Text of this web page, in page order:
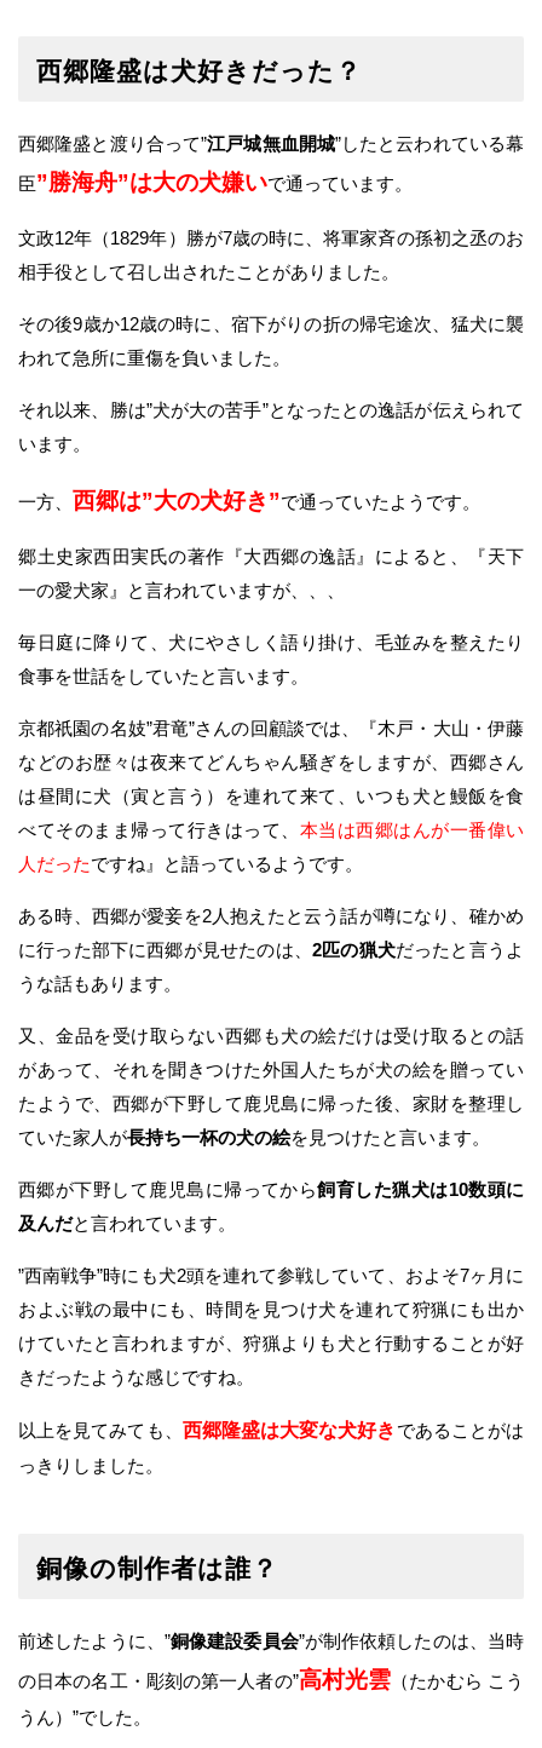
西郷隆盛は犬好きだった？
西郷隆盛と渡り合って”江戸城無血開城”したと云われている幕
臣”勝海舟”は大の犬嫌いで通っています。
文政12年（1829年）勝が7歳の時に、将軍家斉の孫初之丞のお
相手役として召し出されたことがありました。
その後9歳か12歳の時に、宿下がりの折の帰宅途次、猛犬に襲
われて急所に重傷を負いました。
それ以来、勝は”犬が大の苦手”となったとの逸話が伝えられて
います。
一方、 西郷は”大の犬好き”で通っていたようです。
郷土史家西田実氏の著作『大西郷の逸話』によると、『天下
一の愛犬家』と言われていますが、、、
毎日庭に降りて、犬にやさしく語り掛け、毛並みを整えたり
食事を世話をしていたと言います。
京都祇園の名妓”君竜”さんの回顧談では、『木戸・大山・伊藤
などのお歴々は夜来てどんちゃん騒ぎをしますが、西郷さん
は昼間に犬（寅と言う）を連れて来て、いつも犬と鰻飯を食
べてそのまま帰って行きはって、 本当は西郷はんが一番偉い
人だったですね』と語っているようです。
ある時、西郷が愛妾を2人抱えたと云う話が噂になり、確かめ
に行った部下に西郷が見せたのは、 2匹の猟犬だったと言うよ
うな話もあります。
又、金品を受け取らない西郷も犬の絵だけは受け取るとの話
があって、それを聞きつけた外国人たちが犬の絵を贈ってい
たようで、西郷が下野して鹿児島に帰った後、家財を整理し
ていた家人が長持ち一杯の犬の絵を見つけたと言います。
西郷が下野して鹿児島に帰ってから飼育した猟犬は10数頭に
及んだと言われています。
”西南戦争”時にも犬2頭を連れて参戦していて、およそ7ヶ月に
およぶ戦の最中にも、時間を見つけ犬を連れて狩猟にも出か
けていたと言われますが、狩猟よりも犬と行動することが好
きだったような感じですね。
以上を見てみても、 西郷隆盛は大変な犬好き であることがは
っきりしました。
銅像の制作者は誰？
前述したように、”銅像建設委員会”が制作依頼したのは、当時
の日本の名工・彫刻の第一人者の”高村光雲 （たかむら こう
うん）”でした。